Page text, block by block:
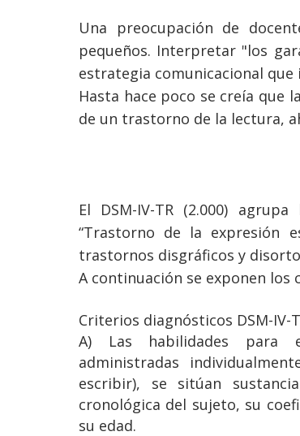
Una preocupación de
pequeños. Interpretar "los
estrategia comunicacional
Hasta hace poco se creía que
de un trastorno de la lectura,
El DSM-IV-TR (2.000)
“Trastorno de la expresión
trastornos disgráficos y
A continuación se exponen los
Criterios diagnósticos DSM-IV-
A) Las habilidades para
administradas
escribir), se sitúan
cronológica del sujeto, su
su edad.